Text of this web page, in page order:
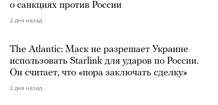
о санкциях против России
2 дня назад
The Atlantic: Маск не разрешает Украине
использовать Starlink для ударов по России.
Он считает, что «пора заключать сделку»
2 дня назад